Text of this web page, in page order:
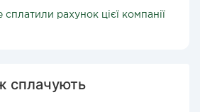
сплатили рахунок цієї компанії
сплачують